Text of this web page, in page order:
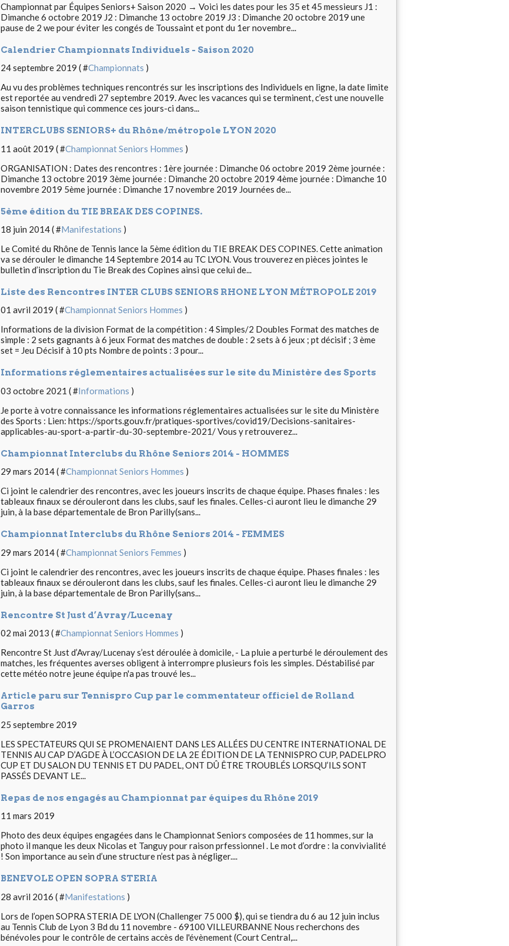
Championnat par Équipes Seniors+ Saison 2020 → Voici les dates pour les 35 et 45 messieurs J1 :
Dimanche 6 octobre 2019 J2 : Dimanche 13 octobre 2019 J3 : Dimanche 20 octobre 2019 une
pause de 2 we pour éviter les congés de Toussaint et pont du 1er novembre...
Calendrier Championnats Individuels - Saison 2020
24 septembre 2019 ( #Championnats )
Au vu des problèmes techniques rencontrés sur les inscriptions des Individuels en ligne, la date limite
est reportée au vendredi 27 septembre 2019. Avec les vacances qui se terminent, c’est une nouvelle
saison tennistique qui commence ces jours-ci dans...
INTERCLUBS SENIORS+ du Rhône/métropole LYON 2020
11 août 2019 ( #Championnat Seniors Hommes )
ORGANISATION : Dates des rencontres : 1ère journée : Dimanche 06 octobre 2019 2ème journée :
Dimanche 13 octobre 2019 3ème journée : Dimanche 20 octobre 2019 4ème journée : Dimanche 10
novembre 2019 5ème journée : Dimanche 17 novembre 2019 Journées de...
5ème édition du TIE BREAK DES COPINES.
18 juin 2014 ( #Manifestations )
Le Comité du Rhône de Tennis lance la 5ème édition du TIE BREAK DES COPINES. Cette animation
va se dérouler le dimanche 14 Septembre 2014 au TC LYON. Vous trouverez en pièces jointes le
bulletin d’inscription du Tie Break des Copines ainsi que celui de...
Liste des Rencontres INTER CLUBS SENIORS RHONE LYON MÉTROPOLE 2019
01 avril 2019 ( #Championnat Seniors Hommes )
Informations de la division Format de la compétition : 4 Simples/2 Doubles Format des matches de
simple : 2 sets gagnants à 6 jeux Format des matches de double : 2 sets à 6 jeux ; pt décisif ; 3 ème
set = Jeu Décisif à 10 pts Nombre de points : 3 pour...
Informations réglementaires actualisées sur le site du Ministère des Sports
03 octobre 2021 ( #Informations )
Je porte à votre connaissance les informations réglementaires actualisées sur le site du Ministère
des Sports : Lien: https://sports.gouv.fr/pratiques-sportives/covid19/Decisions-sanitaires-
applicables-au-sport-a-partir-du-30-septembre-2021/ Vous y retrouverez...
Championnat Interclubs du Rhône Seniors 2014 - HOMMES
29 mars 2014 ( #Championnat Seniors Hommes )
Ci joint le calendrier des rencontres, avec les joueurs inscrits de chaque équipe. Phases finales : les
tableaux finaux se dérouleront dans les clubs, sauf les finales. Celles-ci auront lieu le dimanche 29
juin, à la base départementale de Bron Parilly(sans...
Championnat Interclubs du Rhône Seniors 2014 - FEMMES
29 mars 2014 ( #Championnat Seniors Femmes )
Ci joint le calendrier des rencontres, avec les joueurs inscrits de chaque équipe. Phases finales : les
tableaux finaux se dérouleront dans les clubs, sauf les finales. Celles-ci auront lieu le dimanche 29
juin, à la base départementale de Bron Parilly(sans...
Rencontre St Just d’Avray/Lucenay
02 mai 2013 ( #Championnat Seniors Hommes )
Rencontre St Just d’Avray/Lucenay s’est déroulée à domicile, - La pluie a perturbé le déroulement des
matches, les fréquentes averses obligent à interrompre plusieurs fois les simples. Déstabilisé par
cette météo notre jeune équipe n'a pas trouvé les...
Article paru sur Tennispro Cup par le commentateur officiel de Rolland
Garros
25 septembre 2019
LES SPECTATEURS QUI SE PROMENAIENT DANS LES ALLÉES DU CENTRE INTERNATIONAL DE
TENNIS AU CAP D’AGDE À L’OCCASION DE LA 2E ÉDITION DE LA TENNISPRO CUP, PADELPRO
CUP ET DU SALON DU TENNIS ET DU PADEL, ONT DÛ ÊTRE TROUBLÉS LORSQU’ILS SONT
PASSÉS DEVANT LE...
Repas de nos engagés au Championnat par équipes du Rhône 2019
11 mars 2019
Photo des deux équipes engagées dans le Championnat Seniors composées de 11 hommes, sur la
photo il manque les deux Nicolas et Tanguy pour raison prfessionnel . Le mot d’ordre : la convivialité
! Son importance au sein d’une structure n’est pas à négliger....
BENEVOLE OPEN SOPRA STERIA
28 avril 2016 ( #Manifestations )
Lors de l’open SOPRA STERIA DE LYON (Challenger 75 000 $), qui se tiendra du 6 au 12 juin inclus
au Tennis Club de Lyon 3 Bd du 11 novembre - 69100 VILLEURBANNE Nous recherchons des
bénévoles pour le contrôle de certains accès de l'évènement (Court Central,...